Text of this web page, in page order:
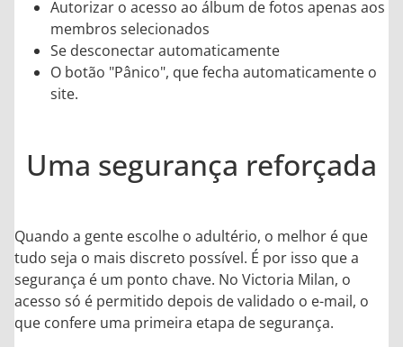
Autorizar o acesso ao álbum de fotos apenas aos
membros selecionados
Se desconectar automaticamente
O botão "Pânico", que fecha automaticamente o
site.
Uma segurança reforçada
Quando a gente escolhe o adultério, o melhor é que
tudo seja o mais discreto possível. É por isso que a
segurança é um ponto chave. No Victoria Milan, o
acesso só é permitido depois de validado o e-mail, o
que confere uma primeira etapa de segurança.